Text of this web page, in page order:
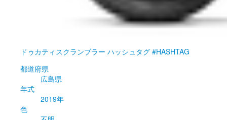
ドゥカティ スクランブラー ハッシュタグ #HASHTAG
都道府県
広島県
年式
2019年
色